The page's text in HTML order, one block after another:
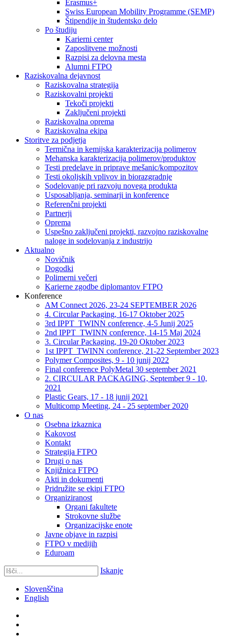
Erasmus+
Swiss European Mobility Programme (SEMP)
Štipendije in študentsko delo
Po študiju
Karierni center
Zaposlitvene možnosti
Razpisi za delovna mesta
Alumni FTPO
Raziskovalna dejavnost
Raziskovalna strategija
Raziskovalni projekti
Tekoči projekti
Zaključeni projekti
Raziskovalna oprema
Raziskovalna ekipa
Storitve za podjetja
Termična in kemijska karakterizacija polimerov
Mehanska karakterizacija polimerov/produktov
Testi predelave in priprave mešanic/kompozitov
Testi okoljskih vplivov in biorazgradnje
Sodelovanje pri razvoju novega produkta
Usposabljanja, seminarji in konference
Referenčni projekti
Partnerji
Oprema
Uspešno zaključeni projekti, razvojno raziskovalne
naloge in sodelovanja z industrijo
Aktualno
Novičnik
Dogodki
Polimerni večeri
Karierne zgodbe diplomantov FTPO
Konference
AM Connect 2026, 23-24 SEPTEMBER 2026
4. Circular Packaging, 16-17 Oktober 2025
3rd IPPT_TWINN conference, 4-5 Junij 2025
2nd IPPT_TWINN conference, 14-15 Maj 2024
3. Circular Packaging, 19-20 Oktober 2023
1st IPPT_TWINN conference, 21-22 September 2023
Polymer Composites, 9 - 10 junij 2022
Final conference PolyMetal 30 september 2021
2. CIRCULAR PACKAGING, September 9 - 10,
2021
Plastic Gears, 17 - 18 junij 2021
Multicomp Meeting, 24 - 25 september 2020
O nas
Osebna izkaznica
Kakovost
Kontakt
Strategija FTPO
Drugi o nas
Knjižnica FTPO
Akti in dokumenti
Pridružite se ekipi FTPO
Organiziranost
Organi fakultete
Strokovne službe
Organizacijske enote
Javne objave in razpisi
FTPO v medijih
Eduroam
Iskanje
Slovenščina
English